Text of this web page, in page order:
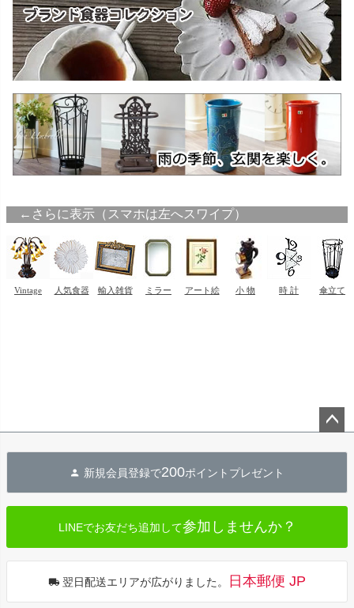
へ
新規会員登録で200ポイントプレゼント
LINEでお友だち追加して参加しませんか？
翌日配送エリアが広がりました。 日本郵便 JP